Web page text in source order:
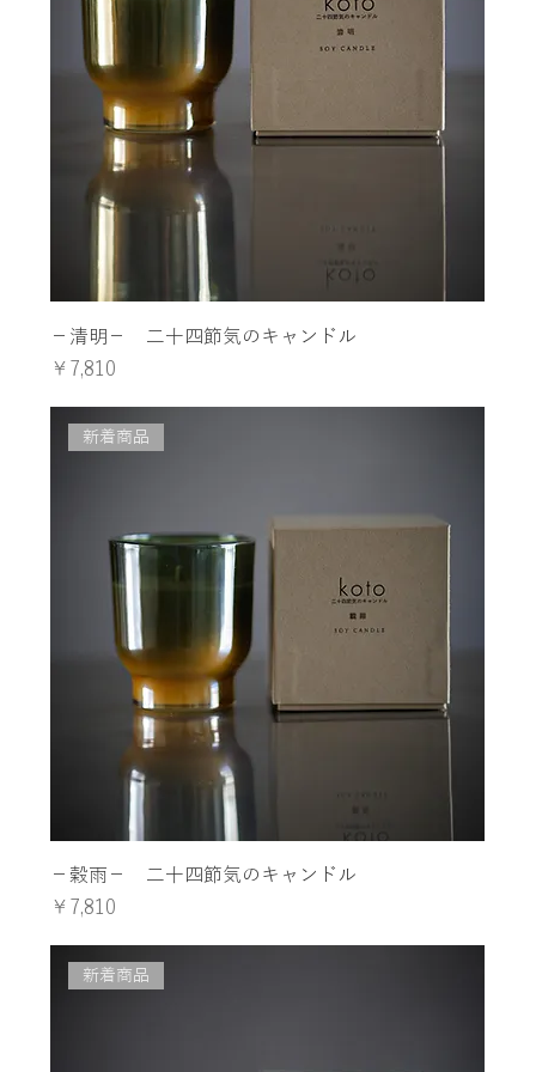
−清明− 二十四節気のキャンドル
価格
￥7,810
新着商品
−穀雨− 二十四節気のキャンドル
価格
￥7,810
新着商品